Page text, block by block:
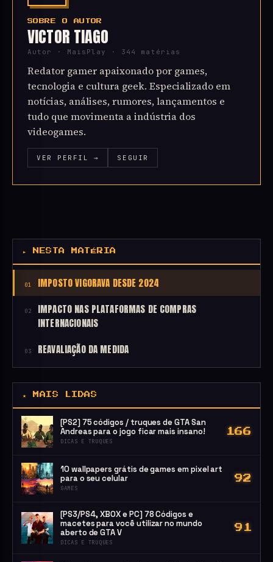
SOBRE O AUTOR
VICTOR TIAGO
Autor · MaisPlay · 344 matérias
Redator gamer apaixonado por games,
tecnologia e cultura geek. Especializado em
notícias, análises, rumores, lançamentos e
tudo que movimenta a indústria dos
videogames.
VER PERFIL → SEGUIR
▸ NESTA MATÉRIA
01 IMPOSTO VIGORAVA DESDE 2024
02
IMPACTO NAS PLATAFORMAS DE COMPRAS
INTERNACIONAIS
03 REAVALIAÇÃO DA MEDIDA
★ MAIS LIDAS
[PS2] 75 códigos / truques de GTA San
Andreas para o jogo ficar mais insano!
DICAS E TRUQUES
166
10 wallpapers grátis de games em pixel art
para o seu celular
GAMES
92
[PS3/PS4, XBOX e PC] 78 Códigos e
macetes para você utilizar no mundo
aberto de GTA V
DICAS E TRUQUES
91